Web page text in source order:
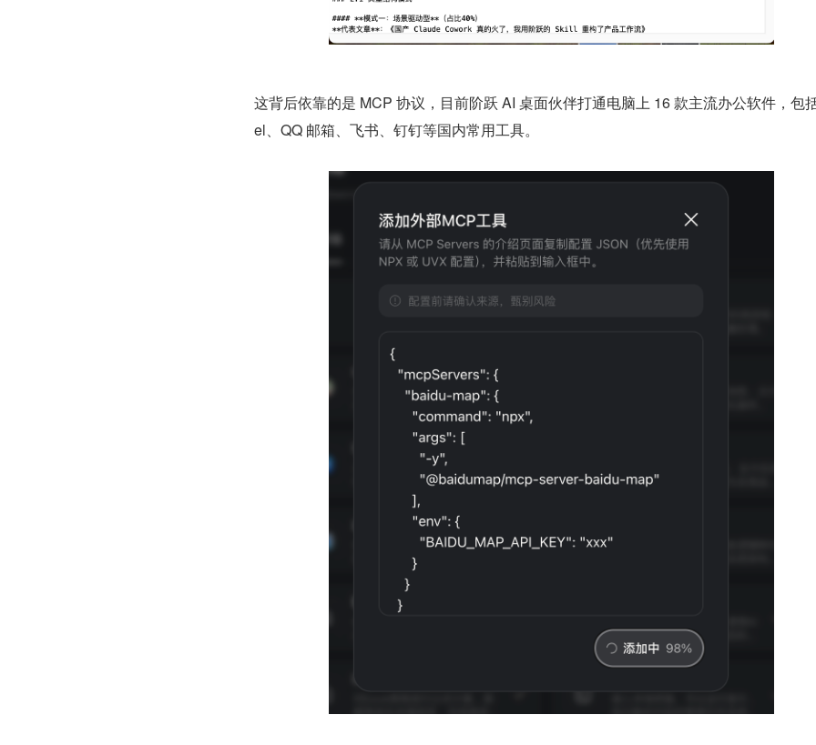
这背后依靠的是 MCP 协议，目前阶跃 AI 桌面伙伴打通电脑上 16 款主流办公软件，包
el、QQ 邮箱、飞书、钉钉等国内常用工具。